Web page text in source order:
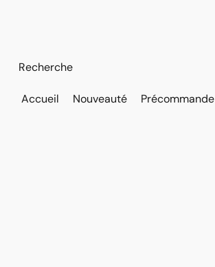
Accueil Nouveauté Précommande